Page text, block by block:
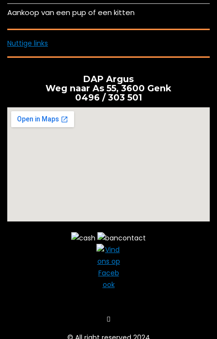
Aankoop van een pup of een kitten
Nuttige links
DAP Argus
Weg naar As 55, 3600 Genk
0496 / 303 501